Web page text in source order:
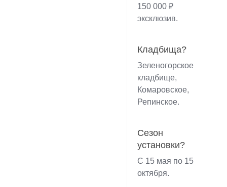
150 000 ₽
эксклюзив.
Кладбища?
Зеленогорское
кладбище,
Комаровское,
Репинское.
Сезон
установки?
С 15 мая по 15
октября.